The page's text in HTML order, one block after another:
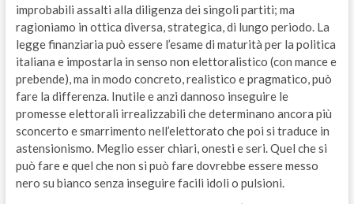
improbabili assalti alla diligenza dei singoli partiti; ma
ragioniamo in ottica diversa, strategica, di lungo periodo. La
legge finanziaria può essere l’esame di maturità per la politica
italiana e impostarla in senso non elettoralistico (con mance e
prebende), ma in modo concreto, realistico e pragmatico, può
fare la differenza. Inutile e anzi dannoso inseguire le
promesse elettorali irrealizzabili che determinano ancora più
sconcerto e smarrimento nell’elettorato che poi si traduce in
astensionismo. Meglio esser chiari, onesti e seri. Quel che si
può fare e quel che non si può fare dovrebbe essere messo
nero su bianco senza inseguire facili idoli o pulsioni.